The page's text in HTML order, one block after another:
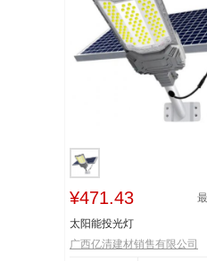
¥471.43
太阳能投光灯
广西亿清建材销售有限公司